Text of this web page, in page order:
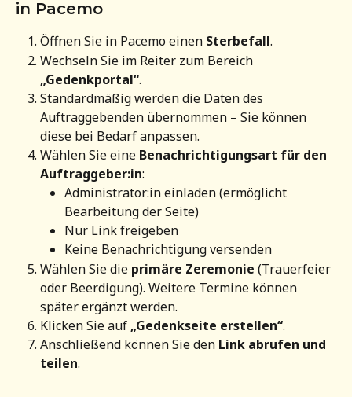
in Pacemo
Öffnen Sie in Pacemo einen Sterbefall.
Wechseln Sie im Reiter zum Bereich
„Gedenkportal“.
Standardmäßig werden die Daten des
Auftraggebenden übernommen – Sie können
diese bei Bedarf anpassen.
Wählen Sie eine Benachrichtigungsart für den
Auftraggeber:in:
Administrator:in einladen (ermöglicht
Bearbeitung der Seite)
Nur Link freigeben
Keine Benachrichtigung versenden
Wählen Sie die primäre Zeremonie (Trauerfeier
oder Beerdigung). Weitere Termine können
später ergänzt werden.
Klicken Sie auf „Gedenkseite erstellen“.
Anschließend können Sie den Link abrufen und
teilen.